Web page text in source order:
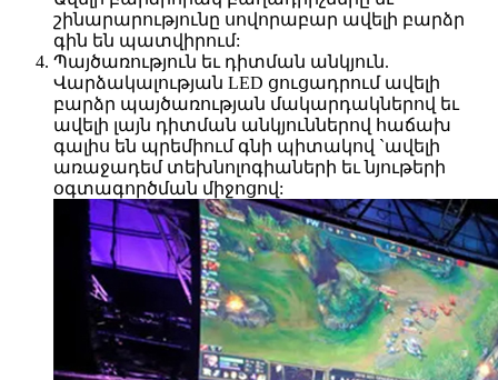
շինարարությունը սովորաբար ավելի բարձր
գին են պատվիրում:
Պայծառություն եւ դիտման անկյուն.
Վարձակալության LED ցուցադրում ավելի
բարձր պայծառության մակարդակներով եւ
ավելի լայն դիտման անկյուններով հաճախ
գալիս են պրեմիում գնի պիտակով `ավելի
առաջադեմ տեխնոլոգիաների եւ նյութերի
օգտագործման միջոցով: